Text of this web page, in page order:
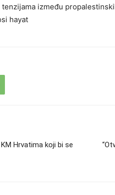
između
hayat
Hrvatima koji bi se